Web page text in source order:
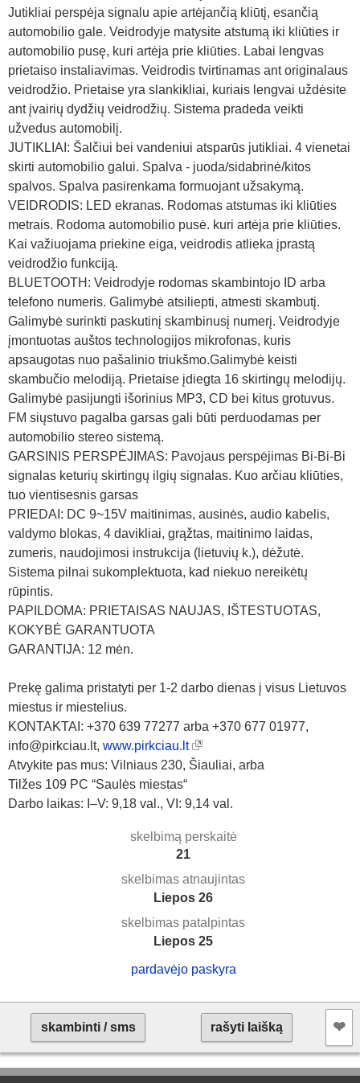
Jutikliai perspėja signalu apie artėjančią kliūtį, esančią
automobilio gale. Veidrodyje matysite atstumą iki kliūties ir
automobilio pusę, kuri artėja prie kliūties. Labai lengvas
prietaiso instaliavimas. Veidrodis tvirtinamas ant originalaus
veidrodžio. Prietaise yra slankikliai, kuriais lengvai uždėsite
ant įvairių dydžių veidrodžių. Sistema pradeda veikti
užvedus automobilį.
JUTIKLIAI: Šalčiui bei vandeniui atsparūs jutikliai. 4 vienetai
skirti automobilio galui. Spalva - juoda/sidabrinė/kitos
spalvos. Spalva pasirenkama formuojant užsakymą.
VEIDRODIS: LED ekranas. Rodomas atstumas iki kliūties
metrais. Rodoma automobilio pusė. kuri artėja prie kliūties.
Kai važiuojama priekine eiga, veidrodis atlieka įprastą
veidrodžio funkciją.
BLUETOOTH: Veidrodyje rodomas skambintojo ID arba
telefono numeris. Galimybė atsiliepti, atmesti skambutį.
Galimybė surinkti paskutinį skambinusį numerį. Veidrodyje
įmontuotas auštos technologijos mikrofonas, kuris
apsaugotas nuo pašalinio triukšmo.Galimybė keisti
skambučio melodiją. Prietaise įdiegta 16 skirtingų melodijų.
Galimybė pasijungti išorinius MP3, CD bei kitus grotuvus.
FM siųstuvo pagalba garsas gali būti perduodamas per
automobilio stereo sistemą.
GARSINIS PERSPĖJIMAS: Pavojaus perspėjimas Bi-Bi-Bi
signalas keturių skirtingų ilgių signalas. Kuo arčiau kliūties,
tuo vientisesnis garsas
PRIEDAI: DC 9~15V maitinimas, ausinės, audio kabelis,
valdymo blokas, 4 davikliai, grąžtas, maitinimo laidas,
zumeris, naudojimosi instrukcija (lietuvių k.), dėžutė.
Sistema pilnai sukomplektuota, kad niekuo nereikėtų
rūpintis.
PAPILDOMA: PRIETAISAS NAUJAS, IŠTESTUOTAS,
KOKYBĖ GARANTUOTA
GARANTIJA: 12 mėn.
Prekę galima pristatyti per 1-2 darbo dienas į visus Lietuvos
miestus ir miestelius.
KONTAKTAI: +370 639 77277 arba +370 677 01977,
info@pirkciau.lt, www.pirkciau.lt
Atvykite pas mus: Vilniaus 230, Šiauliai, arba
Tilžes 109 PC “Saulės miestas“
Darbo laikas: I–V: 9,18 val., VI: 9,14 val.
skelbimą perskaitė
21
skelbimas atnaujintas
Liepos 26
skelbimas patalpintas
Liepos 25
pardavėjo paskyra
skambinti / sms rašyti laišką ❤︎